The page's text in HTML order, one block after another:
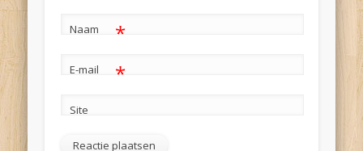
Naam *
E-mail *
Site